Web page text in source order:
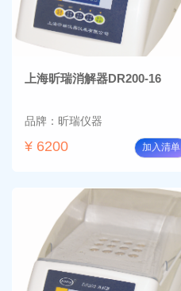
上海昕瑞消解器DR200-16
品牌：昕瑞仪器
¥ 6200 加入清单